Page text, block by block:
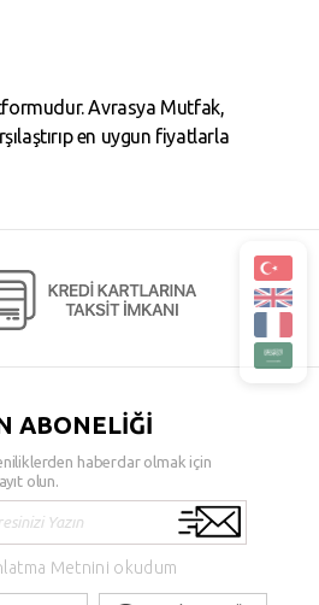
Avrasya Mutfak,
en uygun fiyatlarla
ABONELİĞİ
haberdar olmak için
olun.
Metnini okudum